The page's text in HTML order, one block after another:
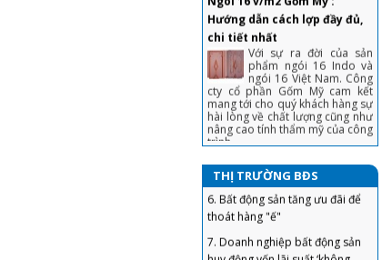
chi tiết nhất
Với sự ra đời của sản
phẩm ngói 16 Indo và
ngói 16 Việt Nam. Công
cty cổ phần Gốm Mỹ cam kết
mang tới cho quý khách hàng sự
hài lòng về chất lượng cũng như
nâng cao tính thẩm mỹ của công
trình.
Hướng dẫn lát gạch tàu
mã hiệu kích thước, màu
sắc, không làm ẩm sản
phẩm trước khi lát
Gạch Ngói Lợp trong vật liệu
xây dựng, Gạch Ngói được
làm bằng gì? Bảng giá gạch
THỊ TRƯỜNG BĐS
3. Chiêu bán nhà không cần qua
môi giới, khách tranh hỏi được
giá 'chốt' nhanh
4. Sai lầm để đời khiến người vay
tiền ngân hàng mua nhà phải
“gánh nợ”
5. “Bỏng tay” với giá bán căn hộ
ở TP. Hồ Chí Minh
6. Bất động sản tăng ưu đãi để
thoát hàng "ế"
7. Doanh nghiệp bất động sản
tưởng’, Bộ Xây dựng nói gì?